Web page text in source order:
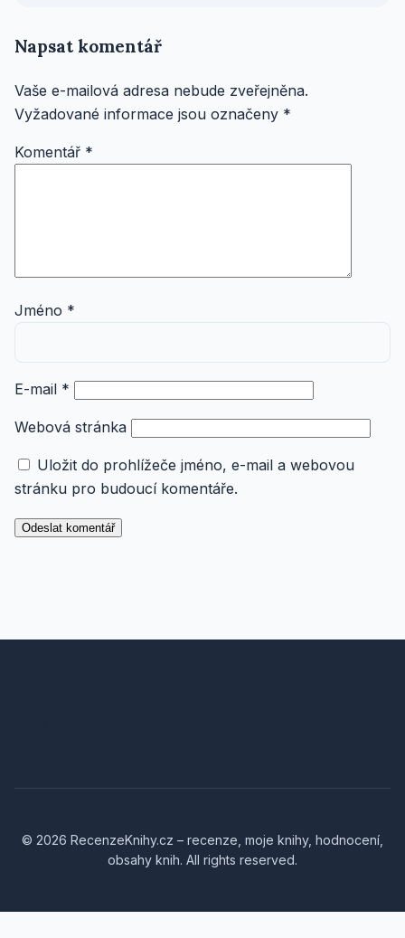
Napsat komentář
Vaše e-mailová adresa nebude zveřejněna.
Vyžadované informace jsou označeny *
Komentář *
Jméno *
E-mail *
Webová stránka
Uložit do prohlížeče jméno, e-mail a webovou
stránku pro budoucí komentáře.
© 2026 RecenzeKnihy.cz – recenze, moje knihy, hodnocení,
obsahy knih. All rights reserved.